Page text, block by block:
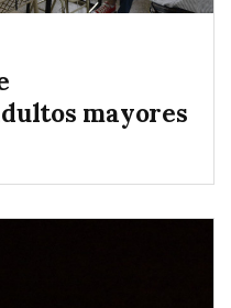
mayores